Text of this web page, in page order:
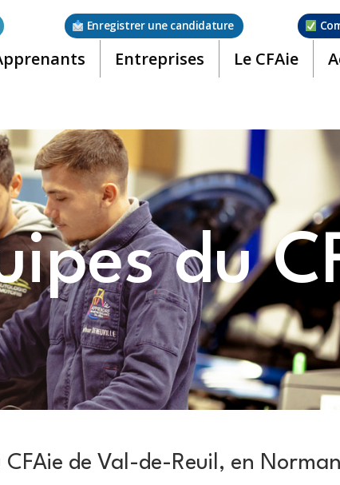
Enregistrer une candidature
Entreprises Le CFAie
du
de Val-de-Reuil, en